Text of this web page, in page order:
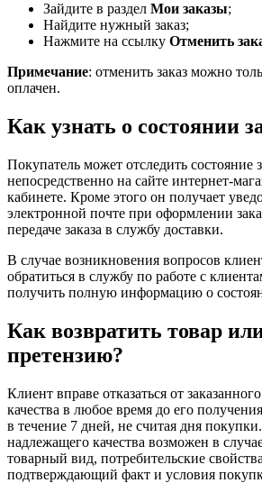
Зайдите в раздел Мои заказы;
Найдите нужный заказ;
Нажмите на ссылку Отменить
Примечание: отменить заказ можно
оплачен.
Как узнать о состоянии
Покупатель может отследить состояние
непосредственно на сайте интернет-
кабинете. Кроме этого он получает
электронной почте при оформлении
передаче заказа в службу доставки.
В случае возникновения вопросов
обратиться в службу по работе с
получить полную информацию о
Как возвратить товар
претензию?
Клиент вправе отказаться от
качества в любое время до его
в течение 7 дней, не считая дня
надлежащего качества возможен в
товарный вид, потребительские
подтверждающий факт и условия